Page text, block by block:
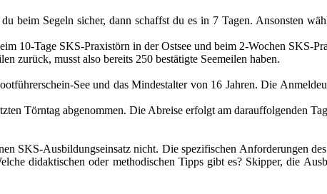
beim Segeln sicher, dann schaffst du es in 7 Tagen. Ansonsten
10-Tage SKS-Praxistörn in der Ostsee und beim 2-Wochen SKS-
zurück, musst also bereits 250 bestätigte Seemeilen haben.
See und das Mindestalter von 16 Jahren. Die
Törntag abgenommen. Die Abreise erfolgt am darauffolgenden
SKS-Ausbildungseinsatz nicht. Die spezifischen Anforderungen
didaktischen oder methodischen Tipps gibt es? Skipper, die